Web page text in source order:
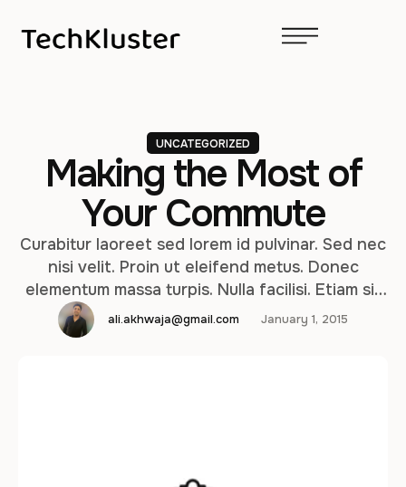
UNCATEGORIZED
Making the Most of
Your Commute
Curabitur laoreet sed lorem id pulvinar. Sed nec
nisi velit. Proin ut eleifend metus. Donec
elementum massa turpis. Nulla facilisi. Etiam sit
amet lacinia augue. Praesent malesuada tellus
in nunc dapibus suscipit. Cras non turpis ipsum.
ali.akhwaja@gmail.com January 1, 2015